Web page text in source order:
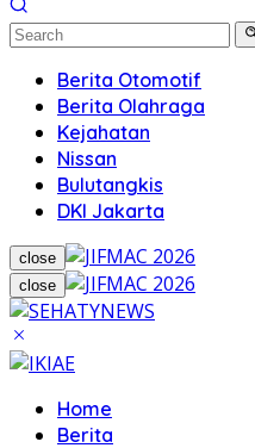
Berita Otomotif
Berita Olahraga
Kejahatan
Nissan
Bulutangkis
DKI Jakarta
close
close
Home
Berita